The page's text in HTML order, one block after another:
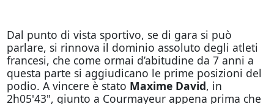
Dal punto di vista sportivo, se di gara si può
parlare, si rinnova il dominio assoluto degli atleti
francesi, che come ormai d’abitudine da 7 anni a
questa parte si aggiudicano le prime posizioni del
podio. A vincere è stato Maxime David, in
2h05'43", giunto a Courmayeur appena prima che